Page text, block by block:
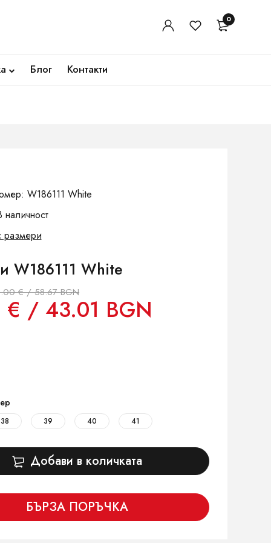
0
Блог Контакти
W186111 White
размери
W186111 White
€ / 58.67 BGN
€ / 43.01 BGN
38 39 40 41
Добави в количката
БЪРЗА ПОРЪЧКА